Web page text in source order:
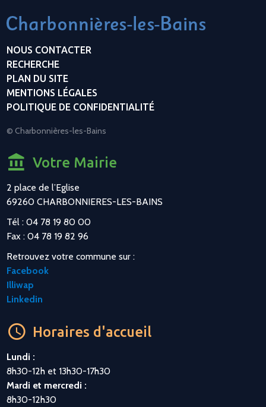
NOUS CONTACTER
RECHERCHE
PLAN DU SITE
MENTIONS LÉGALES
POLITIQUE DE CONFIDENTIALITÉ
© Charbonnières-les-Bains
Votre Mairie
2 place de l’Eglise
69260 CHARBONNIERES-LES-BAINS
Tél : 04 78 19 80 00
Fax : 04 78 19 82 96
Retrouvez votre commune sur :
Facebook
Illiwap
Linkedin
Horaires d'accueil
Lundi :
8h30-12h et 13h30-17h30
Mardi et mercredi :
8h30-12h30